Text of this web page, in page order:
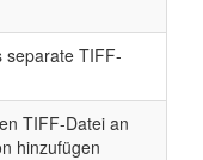
separate TIFF-
TIFF-Datei an
hinzufügen